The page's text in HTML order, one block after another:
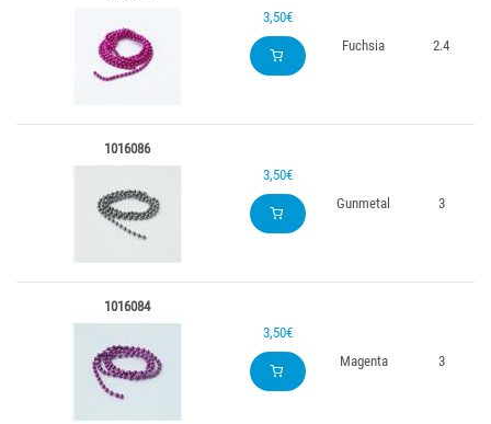
3,50€
Fuchsia
2.4
1016086
3,50€
Gunmetal
3
1016084
3,50€
Magenta
3